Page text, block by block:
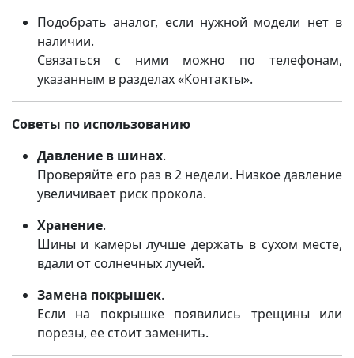
Подобрать аналог, если нужной модели нет в
наличии.
Связаться с ними можно по телефонам,
указанным в разделах «Контакты».
Советы по использованию
Давление в шинах.
Проверяйте его раз в 2 недели. Низкое давление
увеличивает риск прокола.
Хранение.
Шины и камеры лучше держать в сухом месте,
вдали от солнечных лучей.
Замена покрышек.
Если на покрышке появились трещины или
порезы, ее стоит заменить.